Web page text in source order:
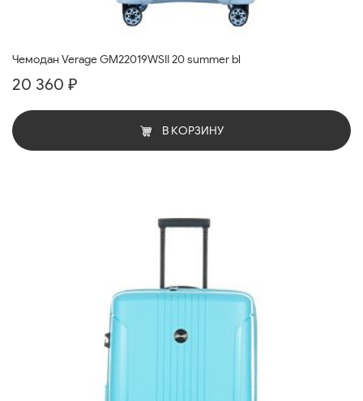
Чемодан Verage GM22019WSII 20 summer bl
20 360 ₽
В КОРЗИНУ